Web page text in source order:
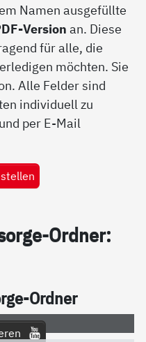
Namen ausgefüllte
Version an. Diese
für alle, die
möchten. Sie
Alle Felder sind
individuell zu
per E-Mail
Ord­ner:
Ord­ner